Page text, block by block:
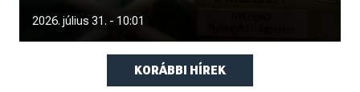
Hónapokon át tartó felkészülés, közös tervezés, fizikai
2026. július 31. - 10:01
KORÁBBI HÍREK